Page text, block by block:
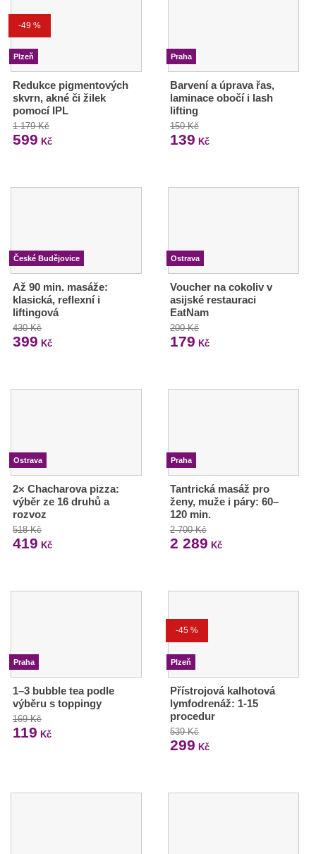
-49 %
Plzeň
Redukce pigmentových
skvrn, akné či žilek
pomocí IPL
1 179 Kč
599 Kč
Praha
Barvení a úprava řas,
laminace obočí i lash
lifting
150 Kč
139 Kč
České Budějovice
Až 90 min. masáže:
klasická, reflexní i
liftingová
430 Kč
399 Kč
Ostrava
Voucher na cokoliv v
asijské restauraci
EatNam
200 Kč
179 Kč
Ostrava
2× Chacharova pizza:
výběr ze 16 druhů a
rozvoz
518 Kč
419 Kč
Praha
Tantrická masáž pro
ženy, muže i páry: 60–
120 min.
2 700 Kč
2 289 Kč
Praha
1–3 bubble tea podle
výběru s toppingy
169 Kč
119 Kč
-45 %
Plzeň
Přístrojová kalhotová
lymfodrenáž: 1-15
procedur
539 Kč
299 Kč